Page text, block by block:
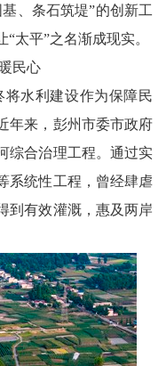
、条石筑堤”的创新工
太平”之名渐成现实。
民心
水利建设作为保障民
年来，彭州市委市政府
综合治理工程。通过实
系统性工程，曾经肆虐
到有效灌溉，惠及两岸